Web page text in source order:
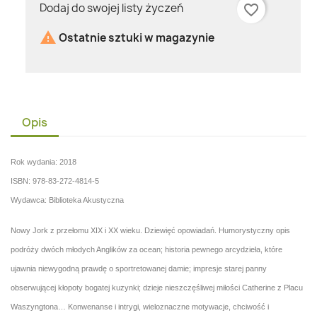
Dodaj do swojej listy życzeń
favorite_border
 Ostatnie sztuki w magazynie
Opis
Rok wydania: 2018
ISBN: 978-83-272-4814-5
Wydawca: Biblioteka Akustyczna
Nowy Jork z przełomu XIX i XX wieku. Dziewięć opowiadań. Humorystyczny opis
podróży dwóch młodych Anglików za ocean; historia pewnego arcydzieła, które
ujawnia niewygodną prawdę o sportretowanej damie; impresje starej panny
obserwującej kłopoty bogatej kuzynki; dzieje nieszczęśliwej miłości Catherine z Placu
Waszyngtona… Konwenanse i intrygi, wieloznaczne motywacje, chciwość i